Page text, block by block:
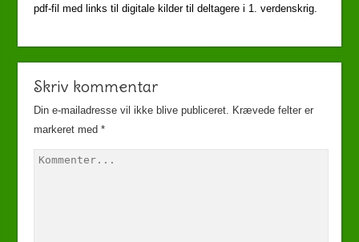
pdf-fil med links til digitale kilder til deltagere i 1. verdenskrig.
Skriv kommentar
Din e-mailadresse vil ikke blive publiceret. Krævede felter er
markeret med*